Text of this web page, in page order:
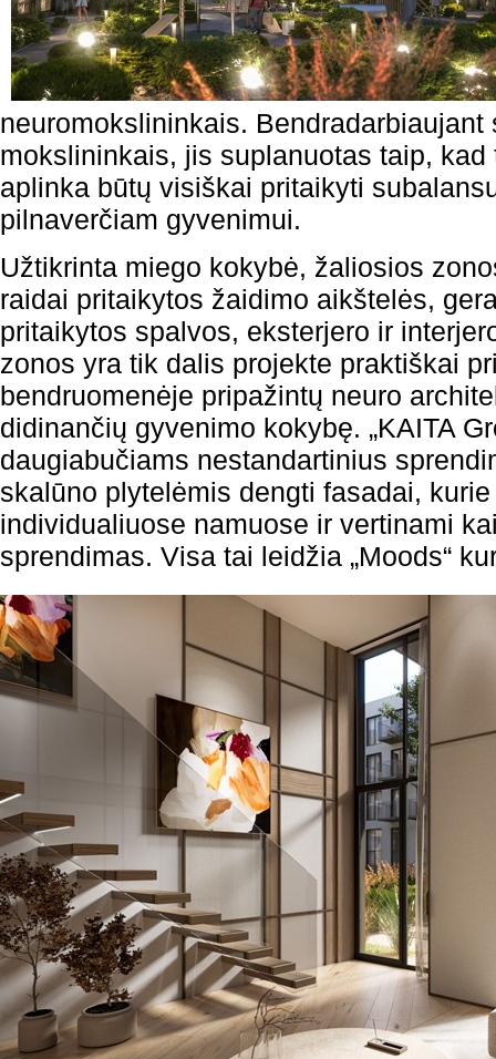
neuromokslininkais.
mokslininkais, jis suplanuotas taip,
aplinka būtų visiškai pritaikyti
pilnaverčiam gyvenimui.
Užtikrinta miego kokybė, žaliosios
raidai pritaikytos žaidimo aikštelės,
pritaikytos spalvos, eksterjero ir
zonos yra tik dalis projekte praktiškai
bendruomenėje pripažintų neuro
didinančių gyvenimo kokybę. „KAITA
daugiabučiams nestandartinius
skalūno plytelėmis dengti fasadai,
individualiuose namuose ir vertinami
sprendimas. Visa tai leidžia „Moods“